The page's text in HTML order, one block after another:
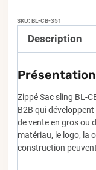
SKU: BL-CB-351
Description
Zippé Sac sling BL-
B2B qui
de vente en gros ou
matériau, le logo, la
construction